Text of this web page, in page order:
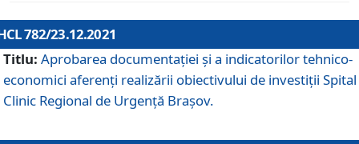
782/23.12.2021
Titlu: Aprobarea documentației și a indicatorilor tehnico-
economici aferenți realizării obiectivului de investiții Spital
Clinic Regional de Urgență Brașov.